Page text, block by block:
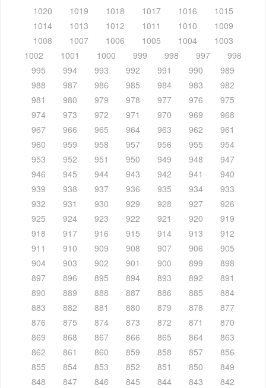
1020
1019 1018 1017 1016
1015
1014
1013 1012 1011 1010
1009
1008
1007 1006 1005 1004
1003
1002
1001 1000 999 998 997
996
995
994 993 992 991 990
989
988
987 986 985 984 983
982
981
980 979 978 977 976
975
974
973 972 971 970 969
968
967
966 965 964 963 962
961
960
959 958 957 956 955
954
953
952 951 950 949 948
947
946
945 944 943 942 941
940
939
938 937 936 935 934
933
932
931 930 929 928 927
926
925
924 923 922 921 920
919
918
917 916 915 914 913
912
911
910 909 908 907 906
905
904
903 902 901 900 899
898
897
896 895 894 893 892
891
890
889 888 887 886 885
884
883
882 881 880 879 878
877
876
875 874 873 872 871
870
869
868 867 866 865 864
863
862
861 860 859 858 857
856
855
854 853 852 851 850
849
848
847 846 845 844 843
842